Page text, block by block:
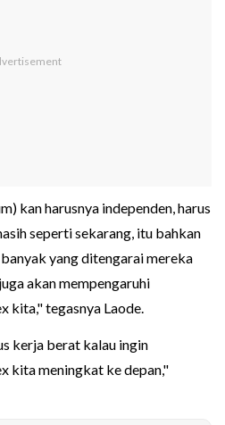
kan harusnya independen, harus
seperti sekarang, itu bahkan
yang ditengarai mereka
akan mempengaruhi
kita," tegasnya Laode.
kerja berat kalau ingin
kita meningkat ke depan,"